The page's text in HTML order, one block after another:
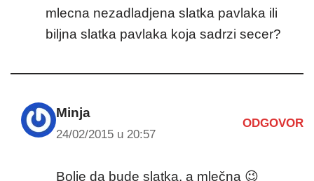
mlecna nezadladjena slatka pavlaka ili
biljna slatka pavlaka koja sadrzi secer?
Minja
24/02/2015 u 20:57
ODGOVOR
Bolje da bude slatka, a mlečna 😉